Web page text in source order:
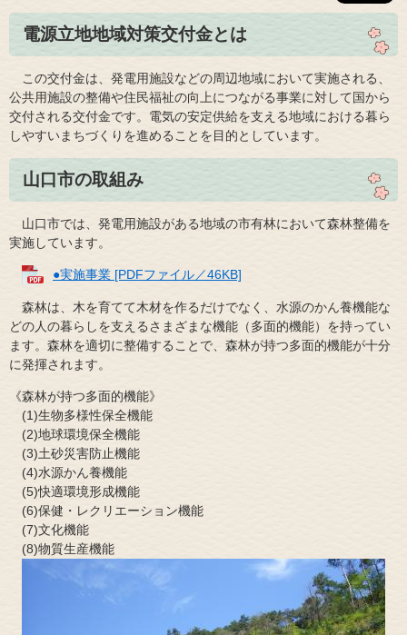
電源立地地域対策交付金とは
この交付金は、発電用施設などの周辺地域において実施される、
公共用施設の整備や住民福祉の向上につながる事業に対して国から
交付される交付金です。電気の安定供給を支える地域における暮ら
しやすいまちづくりを進めることを目的としています。
山口市の取組み
山口市では、発電用施設がある地域の市有林において森林整備を
実施しています。
●実施事業 [PDFファイル／46KB]
森林は、木を育てて木材を作るだけでなく、水源のかん養機能な
どの人の暮らしを支えるさまざまな機能（多面的機能）を持ってい
ます。森林を適切に整備することで、森林が持つ多面的機能が十分
に発揮されます。
《森林が持つ多面的機能》
(1)生物多様性保全機能
(2)地球環境保全機能
(3)土砂災害防止機能
(4)水源かん養機能
(5)快適環境形成機能
(6)保健・レクリエーション機能
(7)文化機能
(8)物質生産機能